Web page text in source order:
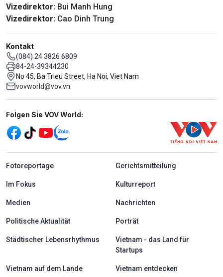
Vizedirektor: Bui Manh Hung
Vizedirektor: Cao Dinh Trung
Kontakt
(084) 24 3826 6809
84-24-39344230
No 45, Ba Trieu Street, Ha Noi, Viet Nam
vovworld@vov.vn
Mạng xã hội
Folgen Sie VOV World:
menu footer tiếng Đức
Fotoreportage Gerichtsmitteilung
Im Fokus Kulturreport
Medien Nachrichten
Politische Aktualität Porträt
Städtischer Lebensrhythmus
Vietnam - das Land für
Startups
Vietnam auf dem Lande Vietnam entdecken